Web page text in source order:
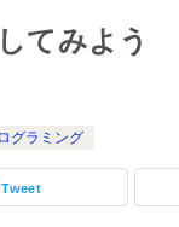
てみよう
グラミング
Tweet